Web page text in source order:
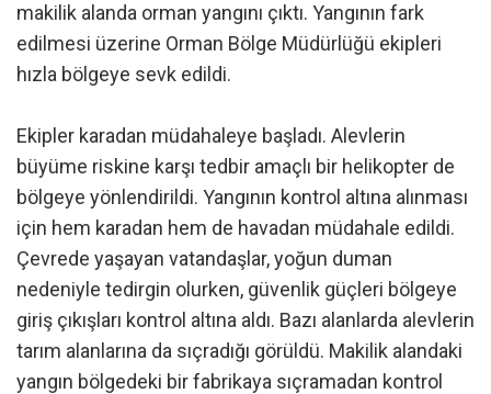
makilik alanda orman yangını çıktı. Yangının fark
edilmesi üzerine Orman Bölge Müdürlüğü ekipleri
hızla bölgeye sevk edildi.
Ekipler karadan müdahaleye başladı. Alevlerin
büyüme riskine karşı tedbir amaçlı bir helikopter de
bölgeye yönlendirildi. Yangının kontrol altına alınması
için hem karadan hem de havadan müdahale edildi.
Çevrede yaşayan vatandaşlar, yoğun duman
nedeniyle tedirgin olurken, güvenlik güçleri bölgeye
giriş çıkışları kontrol altına aldı. Bazı alanlarda alevlerin
tarım alanlarına da sıçradığı görüldü. Makilik alandaki
yangın bölgedeki bir fabrikaya sıçramadan kontrol